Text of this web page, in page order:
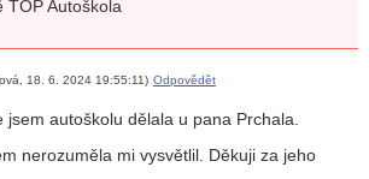
TOP Autoškola
18. 6. 2024 19:55:11) Odpovědět
autoškolu dělala u pana Prchala.
nerozuměla mi vysvětlil. Děkuji za jeho